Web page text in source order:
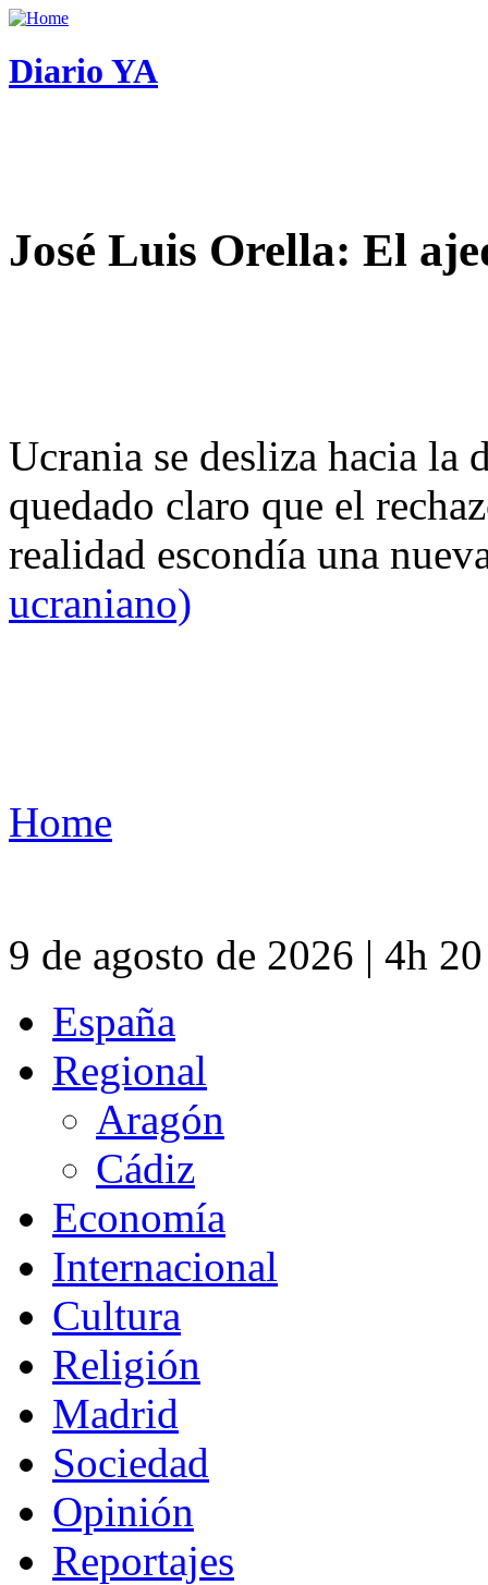
Diario YA
José Luis Orella: El
Ucrania se desliza hacia
quedado claro que el
realidad escondía una
ucraniano)
Home
9 de agosto de 2026 | 4h
España
Regional
Aragón
Cádiz
Economía
Internacional
Cultura
Religión
Madrid
Sociedad
Opinión
Reportajes